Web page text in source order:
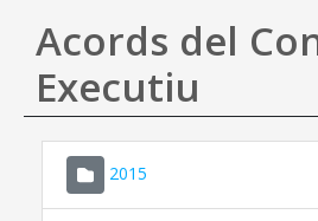
Acords del
Executiu
2015